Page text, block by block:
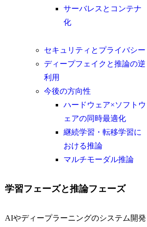
サーバレスとコンテナ
化
セキュリティとプライバシー
ディープフェイクと推論の逆
利用
今後の方向性
ハードウェア×ソフトウ
ェアの同時最適化
継続学習・転移学習に
おける推論
マルチモーダル推論
学習フェーズと推論フェーズ
AIやディープラーニングのシステム開発